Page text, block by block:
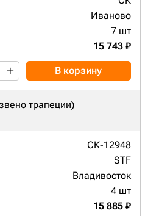
Иваново
7 шт
15 743 ₽
В корзину
трапеции)
СК-12948
STF
Владивосток
4 шт
15 885 ₽